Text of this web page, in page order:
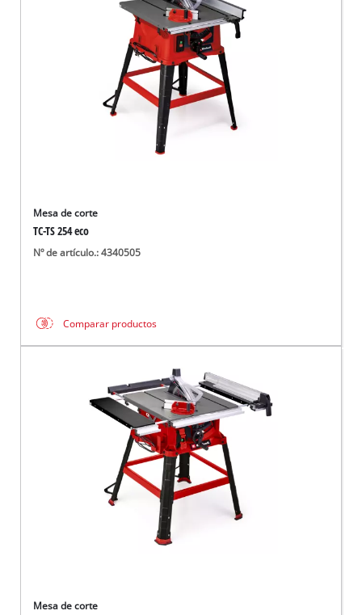
Mesa de corte
TC-TS 254 eco
Nº de artículo.: 4340505
Comparar productos
Mesa de corte